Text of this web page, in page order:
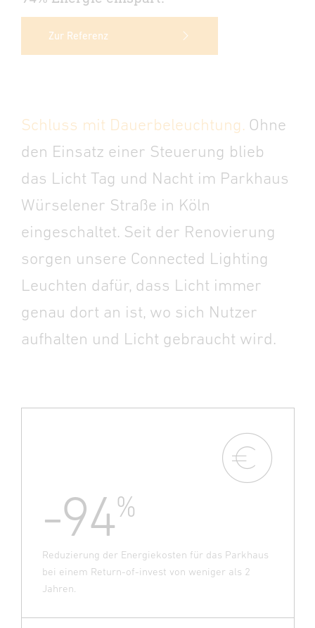
Zur Referenz
Schluss mit Dauerbeleuchtung. Ohne
den Einsatz einer Steuerung blieb
das Licht Tag und Nacht im Parkhaus
Würselener Straße in Köln
eingeschaltet. Seit der Renovierung
sorgen unsere Connected Lighting
Leuchten dafür, dass Licht immer
genau dort an ist, wo sich Nutzer
aufhalten und Licht gebraucht wird.
-94%
Reduzierung der Energiekosten für das Parkhaus
bei einem Return-of-invest von weniger als 2
Jahren.